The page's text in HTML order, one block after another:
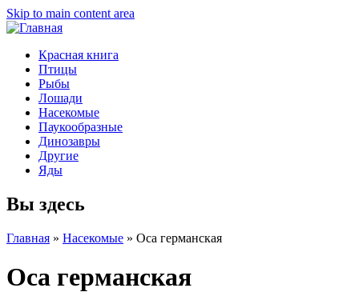
Skip to main content area
Красная книга
Птицы
Рыбы
Лошади
Насекомые
Паукообразные
Динозавры
Другие
Яды
Вы здесь
Главная » Насекомые » Оса германская
Оса германская